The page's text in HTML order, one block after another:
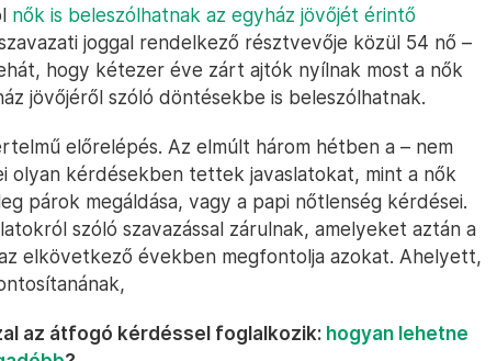
nők is beleszólhatnak az egyház jövőjét érintő
joggal rendelkező résztvevője közül 54 nő –
hogy kétezer éve zárt ajtók nyílnak most a nők
jövőjéről szóló döntésekbe is beleszólhatnak.
előrelépés. Az elmúlt három hétben a – nem
olyan kérdésekben tettek javaslatokat, mint a nők
párok megáldása, vagy a papi nőtlenség kérdései.
szóló szavazással zárulnak, amelyeket aztán a
elkövetkező években megfontolja azokat. Ahelyett,
az átfogó kérdéssel foglalkozik: hogyan lehetne